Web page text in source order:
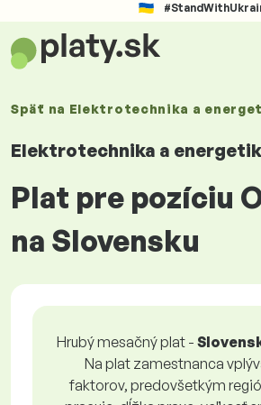
Späť na Elektrotechnika a
Elektrotechnika a
Plat pre pozíciu
na Slovensku
Hrubý mesačný plat -
Na plat zamestnanca
faktorov, predovšetkým